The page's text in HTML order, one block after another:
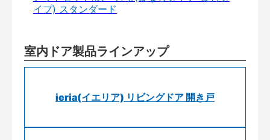
イプ) スタンダード
室内ドア製品ラインアップ
ieria(イエリア) リビングドア 開き戸